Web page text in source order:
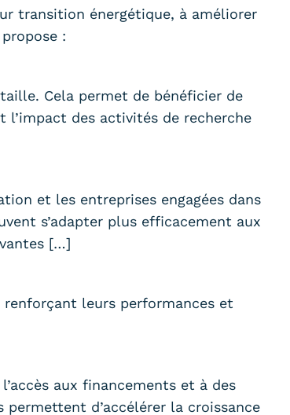
transition énergétique, à améliorer
:
Cela permet de bénéficier de
des activités de recherche
et les entreprises engagées dans
s’adapter plus efficacement aux
[…]
leurs performances et
aux financements et à des
d’accélérer la croissance